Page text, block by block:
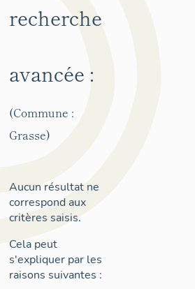
recherche
avancée :
(Commune :
Grasse)
Aucun résultat ne
correspond aux
critères saisis.
Cela peut
s'expliquer par les
raisons suivantes :